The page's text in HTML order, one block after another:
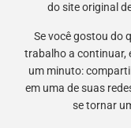
do site original
Se você gostou do
trabalho a continuar,
um minuto:
em uma de suas
se tornar